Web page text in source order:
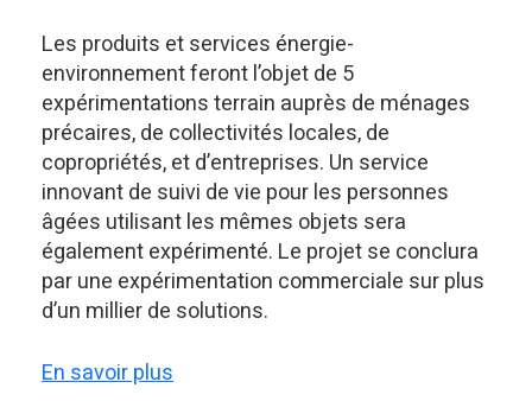
Les produits et services énergie-
environnement feront l’objet de 5
expérimentations terrain auprès de ménages
précaires, de collectivités locales, de
copropriétés, et d’entreprises. Un service
innovant de suivi de vie pour les personnes
âgées utilisant les mêmes objets sera
également expérimenté. Le projet se conclura
par une expérimentation commerciale sur plus
d’un millier de solutions.
En savoir plus